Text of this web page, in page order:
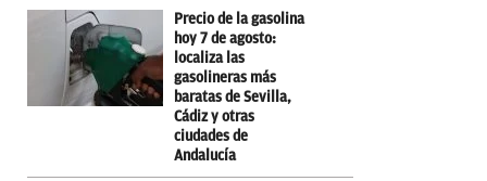
Precio de la gasolina
hoy 7 de agosto:
localiza las
gasolineras más
baratas de Sevilla,
Cádiz y otras
ciudades de
Andalucía